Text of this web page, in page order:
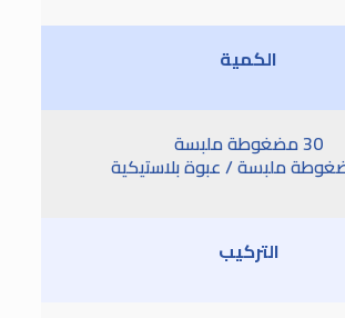
الكمية
30 مضغوطة ملبسة
التركيب